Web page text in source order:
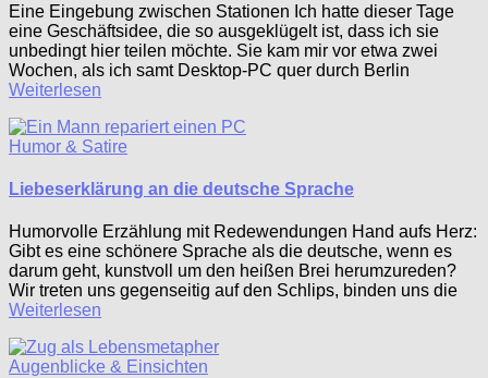
Eine Eingebung zwischen Stationen Ich hatte dieser Tage
eine Geschäftsidee, die so ausgeklügelt ist, dass ich sie
unbedingt hier teilen möchte. Sie kam mir vor etwa zwei
Wochen, als ich samt Desktop-PC quer durch Berlin
Weiterlesen
Humor & Satire
Liebeserklärung an die deutsche Sprache
Humorvolle Erzählung mit Redewendungen Hand aufs Herz:
Gibt es eine schönere Sprache als die deutsche, wenn es
darum geht, kunstvoll um den heißen Brei herumzureden?
Wir treten uns gegenseitig auf den Schlips, binden uns die
Weiterlesen
Augenblicke & Einsichten